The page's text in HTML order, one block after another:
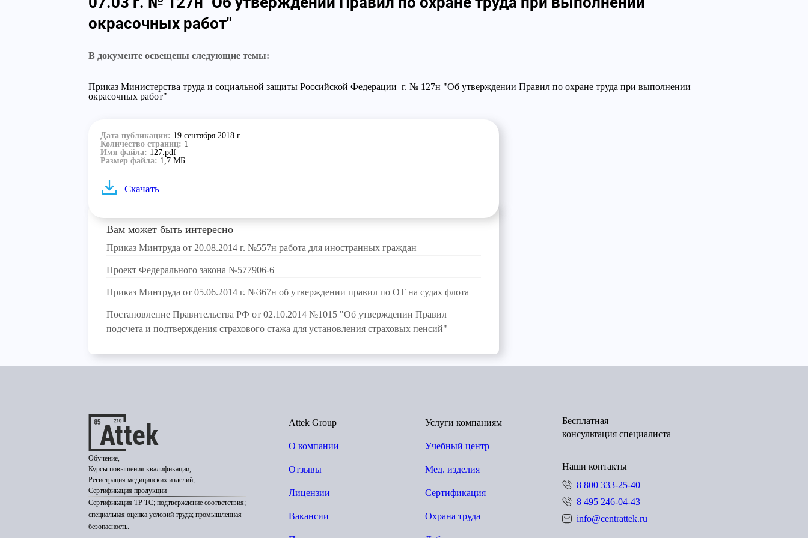
окрасочных работ"
В документе освещены следующие темы:
Приказ Министерства труда и социальной защиты Российской Федерации г. № 127н "Об утверждении Правил по охране труда при выполнении
окрасочных работ"
Дата публикации: 19 сентября 2018 г.
Количество страниц: 1
Имя файла: 127.pdf
Размер файла: 1,7 МБ
Скачать
Вам может быть интересно
Приказ Минтруда от 20.08.2014 г. №557н работа для иностранных граждан
Проект Федерального закона №577906-6
Приказ Минтруда от 05.06.2014 г. №367н об утверждении правил по ОТ на судах флота
Постановление Правительства РФ от 02.10.2014 №1015 "Об утверждении Правил
подсчета и подтверждения страхового стажа для установления страховых пенсий"
Обучение,
Курсы повышения квалификации,
Регистрация медицинских изделий,
Сертификация продукции
Сертификация ТР ТС; подтверждение соответствия;
специальная оценка условий труда; промышленная
безопасность.
Attek Group
О компании
Отзывы
Лицензии
Вакансии
Услуги компаниям
Учебный центр
Мед. изделия
Сертификация
Охрана труда
Бесплатная
консультация специалиста
Наши контакты
8 800 333-25-40
8 495 246-04-43
info@centrattek.ru